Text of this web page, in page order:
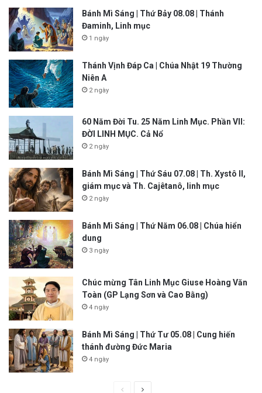
Bánh Mì Sáng | Thứ Bảy 08.08 | Thánh
Đaminh, Linh mục
1 ngày
Thánh Vịnh Đáp Ca | Chúa Nhật 19 Thường
Niên A
2 ngày
60 Năm Đời Tu. 25 Năm Linh Mục. Phần VII:
ĐỜI LINH MỤC. Cả Nổ
2 ngày
Bánh Mì Sáng | Thứ Sáu 07.08 | Th. Xystô II,
giám mục và Th. Cajêtanô, linh mục
2 ngày
Bánh Mì Sáng | Thứ Năm 06.08 | Chúa hiển
dung
3 ngày
Chúc mừng Tân Linh Mục Giuse Hoàng Văn
Toàn (GP Lạng Sơn và Cao Bằng)
4 ngày
Bánh Mì Sáng | Thứ Tư 05.08 | Cung hiến
thánh đường Đức Maria
4 ngày